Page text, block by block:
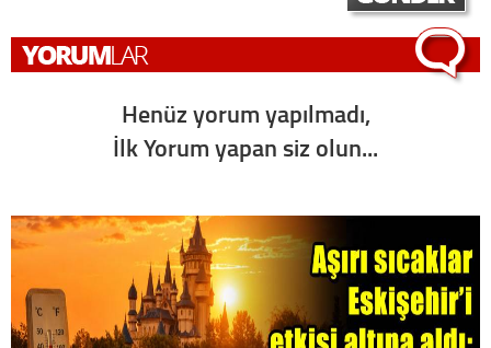
Henüz yorum yapılmadı,
İlk Yorum yapan siz olun...